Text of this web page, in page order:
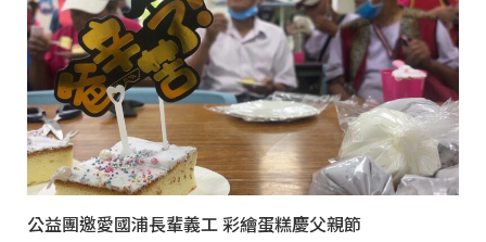
公益團邀愛國浦長輩義工 彩繪蛋糕慶父親節